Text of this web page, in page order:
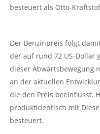
besteuert als Otto-
Der Benzinpreis folgt
der auf rund 72 US-Dollar
dieser Abwärtsbewegung
an der aktuellen
die den Preis beeinflusst.
produktidentisch mit
besteuert.